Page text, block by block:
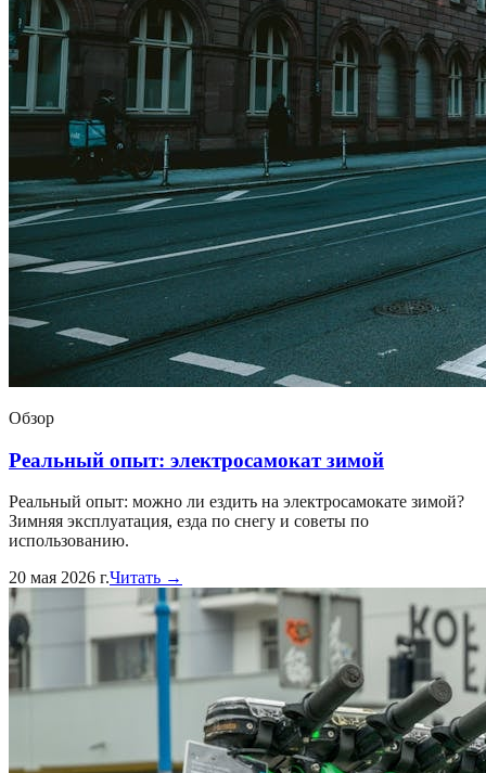
Обзор
Реальный опыт: электросамокат зимой
Реальный опыт: можно ли ездить на электросамокате зимой?
Зимняя эксплуатация, езда по снегу и советы по
использованию.
20 мая 2026 г.Читать →